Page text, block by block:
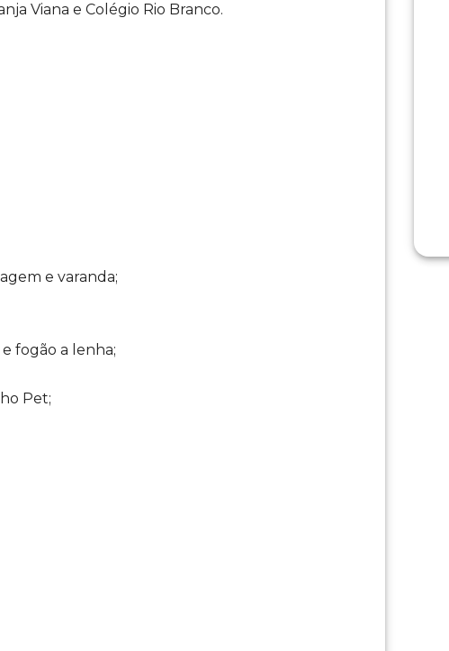
Viana e Colégio Rio Branco.
e varanda;
fogão a lenha;
Pet;